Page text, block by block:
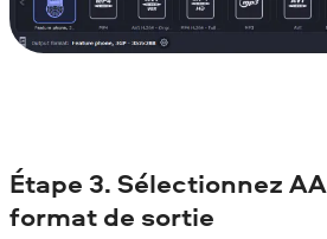
Étape 3. Sélectionnez
format de sortie